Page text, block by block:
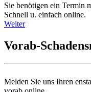
Sie benötigen ein Termin
Schnell u. einfach online.
Weiter
Vorab-
Melden Sie uns Ihren